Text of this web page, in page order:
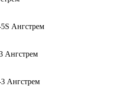
Ангстрем
Ангстрем
Ангстрем